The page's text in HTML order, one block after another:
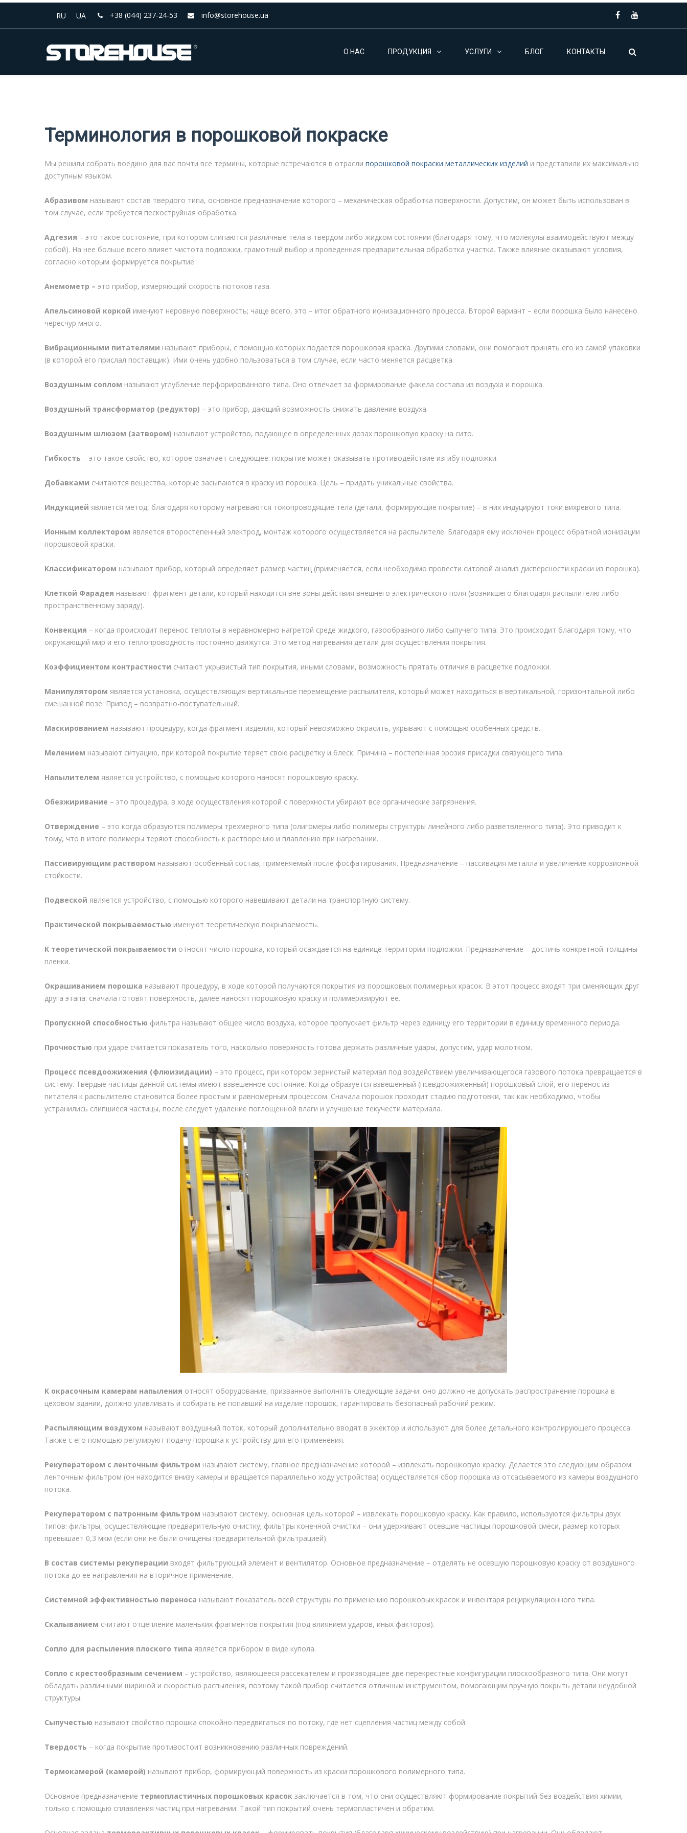
RU UA +38 (044) 237-24-53 info@storehouse.ua
О НАС ПРОДУКЦИЯ УСЛУГИ БЛОГ КОНТАКТЫ
Терминология в порошковой покраске
Мы решили собрать воедино для вас почти все термины, которые встречаются в отрасли порошковой покраски металлических изделий и представили их максимально
доступным языком.
Абразивом называют состав твердого типа, основное предназначение которого – механическая обработка поверхности. Допустим, он может быть использован в
том случае, если требуется пескоструйная обработка.
Адгезия – это такое состояние, при котором слипаются различные тела в твердом либо жидком состоянии (благодаря тому, что молекулы взаимодействуют между
собой). На нее больше всего влияет чистота подложки, грамотный выбор и проведенная предварительная обработка участка. Также влияние оказывают условия,
согласно которым формируется покрытие.
Анемометр – это прибор, измеряющий скорость потоков газа.
Апельсиновой коркой именуют неровную поверхность; чаще всего, это – итог обратного ионизационного процесса. Второй вариант – если порошка было нанесено
чересчур много.
Вибрационными питателями называют приборы, с помощью которых подается порошковая краска. Другими словами, они помогают принять его из самой упаковки
(в которой его прислал поставщик). Ими очень удобно пользоваться в том случае, если часто меняется расцветка.
Воздушным соплом называют углубление перфорированного типа. Оно отвечает за формирование факела состава из воздуха и порошка.
Воздушный трансформатор (редуктор) – это прибор, дающий возможность снижать давление воздуха.
Воздушным шлюзом (затвором) называют устройство, подающее в определенных дозах порошковую краску на сито.
Гибкость – это такое свойство, которое означает следующее: покрытие может оказывать противодействие изгибу подложки.
Добавками считаются вещества, которые засыпаются в краску из порошка. Цель – придать уникальные свойства.
Индукцией является метод, благодаря которому нагреваются токопроводящие тела (детали, формирующие покрытие) – в них индуцируют токи вихревого типа.
Ионным коллектором является второстепенный электрод, монтаж которого осуществляется на распылителе. Благодаря ему исключен процесс обратной ионизации
порошковой краски.
Классификатором называют прибор, который определяет размер частиц (применяется, если необходимо провести ситовой анализ дисперсности краски из порошка).
Клеткой Фарадея называют фрагмент детали, который находится вне зоны действия внешнего электрического поля (возникшего благодаря распылителю либо
пространственному заряду).
Конвекция – когда происходит перенос теплоты в неравномерно нагретой среде жидкого, газообразного либо сыпучего типа. Это происходит благодаря тому, что
окружающий мир и его теплопроводность постоянно движутся. Это метод нагревания детали для осуществления покрытия.
Коэффициентом контрастности считают укрывистый тип покрытия, иными словами, возможность прятать отличия в расцветке подложки.
Манипулятором является установка, осуществляющая вертикальное перемещение распылителя, который может находиться в вертикальной, горизонтальной либо
смешанной позе. Привод – возвратно-поступательный.
Маскированием называют процедуру, когда фрагмент изделия, который невозможно окрасить, укрывают с помощью особенных средств.
Мелением называют ситуацию, при которой покрытие теряет свою расцветку и блеск. Причина – постепенная эрозия присадки связующего типа.
Напылителем является устройство, с помощью которого наносят порошковую краску.
Обезжиривание – это процедура, в ходе осуществления которой с поверхности убирают все органические загрязнения.
Отверждение – это когда образуются полимеры трехмерного типа (олигомеры либо полимеры структуры линейного либо разветвленного типа). Это приводит к
тому, что в итоге полимеры теряют способность к растворению и плавлению при нагревании.
Пассивирующим раствором называют особенный состав, применяемый после фосфатирования. Предназначение – пассивация металла и увеличение коррозионной
стойкости.
Подвеской является устройство, с помощью которого навешивают детали на транспортную систему.
Практической покрываемостью именуют теоретическую покрываемость.
К теоретической покрываемости относят число порошка, который осаждается на единице территории подложки. Предназначение – достичь конкретной толщины
пленки.
Окрашиванием порошка называют процедуру, в ходе которой получаются покрытия из порошковых полимерных красок. В этот процесс входят три сменяющих друг
друга этапа: сначала готовят поверхность, далее наносят порошковую краску и полимеризируют ее.
Пропускной способностью фильтра называют общее число воздуха, которое пропускает фильтр через единицу его территории в единицу временного периода.
Прочностью при ударе считается показатель того, насколько поверхность готова держать различные удары, допустим, удар молотком.
Процесс псевдоожижения (флюизидации) – это процесс, при котором зернистый материал под воздействием увеличивающегося газового потока превращается в
систему. Твердые частицы данной системы имеют взвешенное состояние. Когда образуется взвешенный (псевдоожиженный) порошковый слой, его перенос из
питателя к распылителю становится более простым и равномерным процессом. Сначала порошок проходит стадию подготовки, так как необходимо, чтобы
устранились слипшиеся частицы, после следует удаление поглощенной влаги и улучшение текучести материала.
К окрасочным камерам напыления относят оборудование, призванное выполнять следующие задачи: оно должно не допускать распространение порошка в
цеховом здании, должно улавливать и собирать не попавший на изделие порошок, гарантировать безопасный рабочий режим.
Распыляющим воздухом называют воздушный поток, который дополнительно вводят в эжектор и используют для более детального контролирующего процесса.
Также с его помощью регулируют подачу порошка к устройству для его применения.
Рекуператором с ленточным фильтром называют систему, главное предназначение которой – извлекать порошковую краску. Делается это следующим образом:
ленточным фильтром (он находится внизу камеры и вращается параллельно ходу устройства) осуществляется сбор порошка из отсасываемого из камеры воздушного
потока.
Рекуператором с патронным фильтром называют систему, основная цель которой – извлекать порошковую краску. Как правило, используются фильтры двух
типов: фильтры, осуществляющие предварительную очистку; фильтры конечной очистки – они удерживают осевшие частицы порошковой смеси, размер которых
превышает 0,3 мкм (если они не были очищены предварительной фильтрацией).
В состав системы рекуперации входят фильтрующий элемент и вентилятор. Основное предназначение – отделять не осевшую порошковую краску от воздушного
потока до ее направления на вторичное применение.
Системной эффективностью переноса называют показатель всей структуры по применению порошковых красок и инвентаря рециркуляционного типа.
Скалыванием считают отцепление маленьких фрагментов покрытия (под влиянием ударов, иных факторов).
Сопло для распыления плоского типа является прибором в виде купола.
Сопло с крестообразным сечением – устройство, являющееся рассекателем и производящее две перекрестные конфигурации плоскообразного типа. Они могут
обладать различными шириной и скоростью распыления, поэтому такой прибор считается отличным инструментом, помогающим вручную покрыть детали неудобной
структуры.
Сыпучестью называют свойство порошка спокойно передвигаться по потоку, где нет сцепления частиц между собой.
Твердость – когда покрытие противостоит возникновению различных повреждений.
Термокамерой (камерой) называют прибор, формирующий поверхность из краски порошкового полимерного типа.
Основное предназначение термопластичных порошковых красок заключается в том, что они осуществляют формирование покрытий без воздействия химии,
только с помощью сплавления частиц при нагревании. Такой тип покрытий очень термопластичен и обратим.